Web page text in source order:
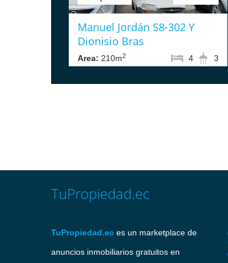
Manuel Jordán S8-302 Y
Dionisio Bras
Area: 210m2 3
4
TuPropiedad.ec
TuPropiedad.ec es un marketplace de
anuncios inmobiliarios gratuitos en